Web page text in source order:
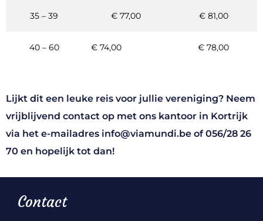
35 – 39 € 77,00 € 81,00
40 – 60 € 74,00 € 78,00
Lijkt dit een leuke reis voor jullie vereniging? Neem
vrijblijvend contact op met ons kantoor in Kortrijk
via het e-mailadres info@viamundi.be of056/28 26
70 en hopelijk tot dan!
Contact